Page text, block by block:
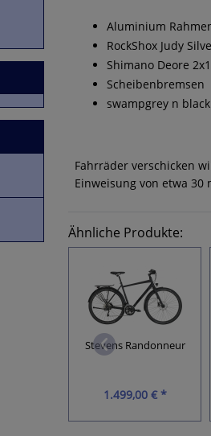
Aluminium
RockShox Judy
Shimano Deore
Scheibenbremsen
swampgrey n black
Fahrräder verschicken
Einweisung von etwa
Ähnliche Produkte:
Stevens Randonneur
1.499,00 € *